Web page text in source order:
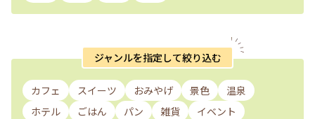
ジャンルを指定して絞り込む
カフェ スイーツ おみやげ 景色
温泉
ホテル
ごはん パン 雑貨 イベント